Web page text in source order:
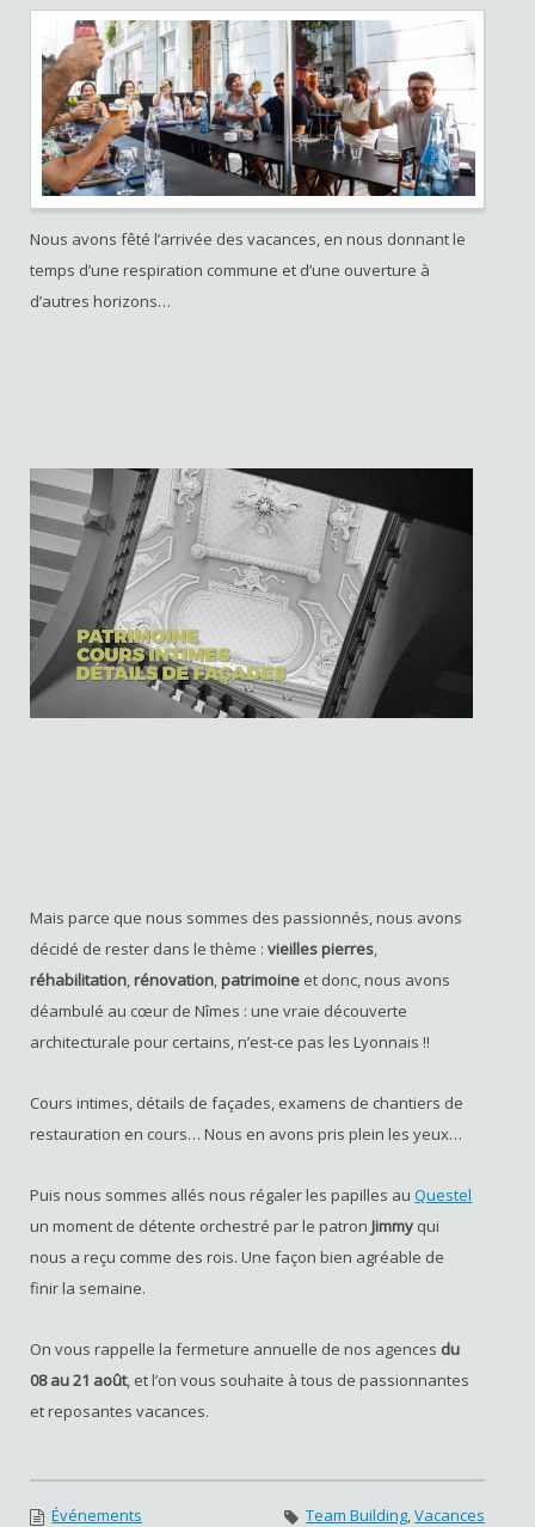
Nous avons fêté l’arrivée des vacances, en nous donnant le
temps d’une respiration commune et d’une ouverture à
d’autres horizons…
Mais parce que nous sommes des passionnés, nous avons
décidé de rester dans le thème :vieilles pierres,
réhabilitation, rénovation, patrimoine et donc, nous avons
déambulé au cœur de Nîmes : une vraie découverte
architecturale pour certains, n’est-ce pas les Lyonnais !!
Cours intimes, détails de façades, examens de chantiers de
restauration en cours… Nous en avons pris plein les yeux…
Puis nous sommes allés nous régaler les papilles auQuestel
un moment de détente orchestré par le patron Jimmy qui
nous a reçu comme des rois. Une façon bien agréable de
finir la semaine.
On vous rappelle la fermeture annuelle de nos agences du
08 au 21 août, et l’on vous souhaite à tous de passionnantes
et reposantes vacances.
Événements Team Building,Vacances